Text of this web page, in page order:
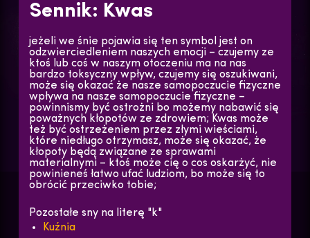
Sennik: Kwas
jeżeli we śnie pojawia się ten symbol jest on
odzwierciedleniem naszych emocji – czujemy ze
ktoś lub coś w naszym otoczeniu ma na nas
bardzo toksyczny wpływ, czujemy się oszukiwani,
może się okazać że nasze samopoczucie fizyczne
wpływa na nasze samopoczucie fizyczne –
powinnismy być ostrożni bo możemy nabawić się
poważnych kłopotów ze zdrowiem; Kwas może
też być ostrzeżeniem przez złymi wieściami,
które niedługo otrzymasz, może się okazać, że
kłopoty będą związane ze sprawami
materialnymi – ktoś może cię o cos oskarżyć, nie
powinieneś łatwo ufać ludziom, bo może się to
obrócić przeciwko tobie;
Pozostałe sny na literę "k"
Kuźnia